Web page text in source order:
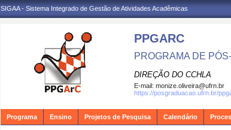
SIGAA - Sistema Integrado de Gestão de Atividades Acadêmicas
PPGARC
PROGRAMA DE
DIREÇÃO DO CCHLA
E-mail: monize.oliveira@ufrn.br
https://posgraduacao.ufrn.br/
Programa Ensino Projetos de Pesquisa Calendário